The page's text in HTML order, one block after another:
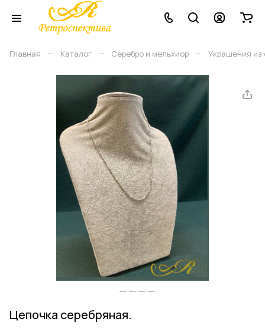
Главная – Каталог – Серебро и мельхиор – Украшения из
Цепочка серебряная.